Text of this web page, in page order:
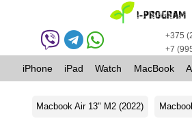
+375
+7
iPhone iPad Watch MacBook
Macbook Air 13" M2 (2022)